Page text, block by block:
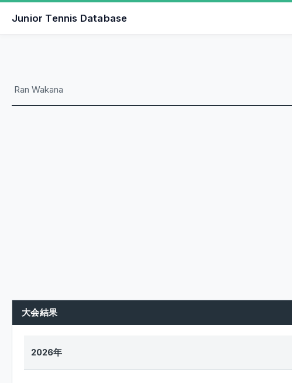
Junior Tennis Database
Ran Wakana
大会結果
2026年